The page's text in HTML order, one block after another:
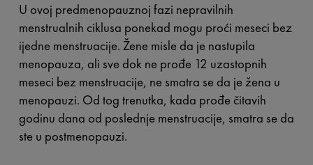
U ovoj predmenopauznoj fazi nepravilnih
menstrualnih ciklusa ponekad mogu proći meseci bez
ijedne menstruacije. Žene misle da je nastupila
menopauza, ali sve dok ne prođe 12 uzastopnih
meseci bez menstruacije, ne smatra se da je žena u
menopauzi. Od tog trenutka, kada prođe čitavih
godinu dana od poslednje menstruacije, smatra se da
ste u postmenopauzi.